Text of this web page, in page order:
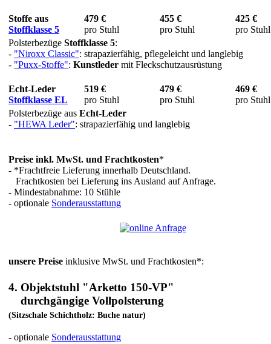
Stoffe aus
Stoffklasse 5
479 €
pro Stuhl
455 €
pro Stuhl
425 €
pro Stuhl
Polsterbezüge Stoffklasse 5:
- "Niroxx Classic": strapazierfähig, pflegeleicht und langlebig
- "Puxx-Stoffe": Kunstleder mit Fleckschutzausrüstung
Echt-Leder
Stoffklasse EL
519 €
pro Stuhl
479 €
pro Stuhl
469 €
pro Stuhl
Polsterbezüge aus Echt-Leder
- "HEWA Leder": strapazierfähig und langlebig
Preise inkl. MwSt. und Frachtkosten*
- *Frachtfreie Lieferung innerhalb Deutschland.
Frachtkosten bei Lieferung ins Ausland auf Anfrage.
- Mindestabnahme: 10 Stühle
- optionale Sonderausstattung
unsere Preise inklusive MwSt. und Frachtkosten*:
4. Objektstuhl "Arketto 150-VP"
durchgängige Vollpolsterung
(Sitzschale Schichtholz: Buche natur)
- optionale Sonderausstattung